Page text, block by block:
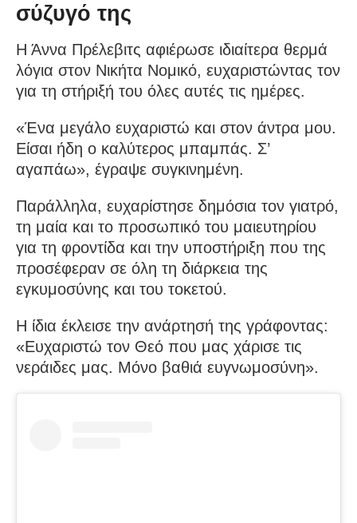
σύζυγό της
Η Άννα Πρέλεβιτς αφιέρωσε ιδιαίτερα θερμά
λόγια στον Νικήτα Νομικό, ευχαριστώντας τον
για τη στήριξή του όλες αυτές τις ημέρες.
«Ένα μεγάλο ευχαριστώ και στον άντρα μου.
Είσαι ήδη ο καλύτερος μπαμπάς. Σ’
αγαπάω», έγραψε συγκινημένη.
Παράλληλα, ευχαρίστησε δημόσια τον γιατρό,
τη μαία και το προσωπικό του μαιευτηρίου
για τη φροντίδα και την υποστήριξη που της
προσέφεραν σε όλη τη διάρκεια της
εγκυμοσύνης και του τοκετού.
Η ίδια έκλεισε την ανάρτησή της γράφοντας:
«Ευχαριστώ τον Θεό που μας χάρισε τις
νεράιδες μας. Μόνο βαθιά ευγνωμοσύνη».